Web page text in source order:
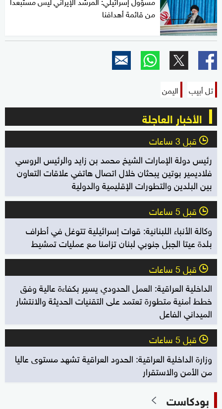
من قائمة أهدافنا
تل أبيب اليمن
الأخبار العاجلة
l قبل 3 ساعات
رئيس دولة الإمارات الشيخ محمد بن زايد والرئيس الروسي
فلاديمير بوتين يبحثان خلال اتصال هاتفي علاقات التعاون
بين البلدين والتطورات الإقليمية والدولية
l قبل 5 ساعات
وكالة الأنباء اللبنانية: قوات إسرائيلية تتوغل في أطراف
بلدة عيتا الجبل جنوبي لبنان تزامنا مع عمليات تمشيط
l قبل 5 ساعات
الداخلية العراقية: العمل الحدودي يسير بكفاءة عالية وفق
خطط أمنية متطورة تعتمد على التقنيات الحديثة والانتشار
الميداني الفاعل
l قبل 5 ساعات
وزارة الداخلية العراقية: الحدود العراقية تشهد مستوى عاليا
من الأمن والاستقرار
بودكاست